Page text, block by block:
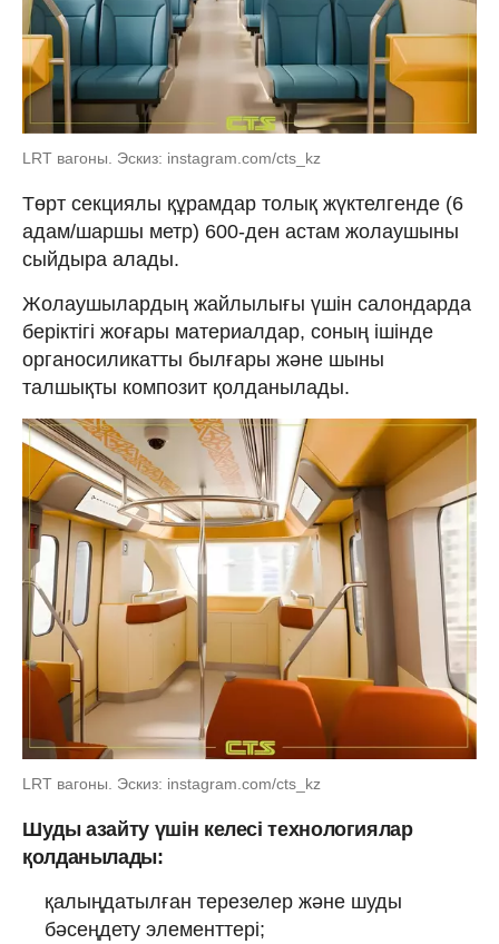
LRT вагоны. Эскиз: instagram.com/cts_kz
Төрт секциялы құрамдар толық жүктелгенде (6
адам/шаршы метр) 600-ден астам жолаушыны
сыйдыра алады.
Жолаушылардың жайлылығы үшін салондарда
беріктігі жоғары материалдар, соның ішінде
органосиликатты былғары және шыны
талшықты композит қолданылады.
LRT вагоны. Эскиз: instagram.com/cts_kz
Шуды азайту үшін келесі технологиялар
қолданылады:
қалыңдатылған терезелер және шуды
бәсеңдету элементтері;